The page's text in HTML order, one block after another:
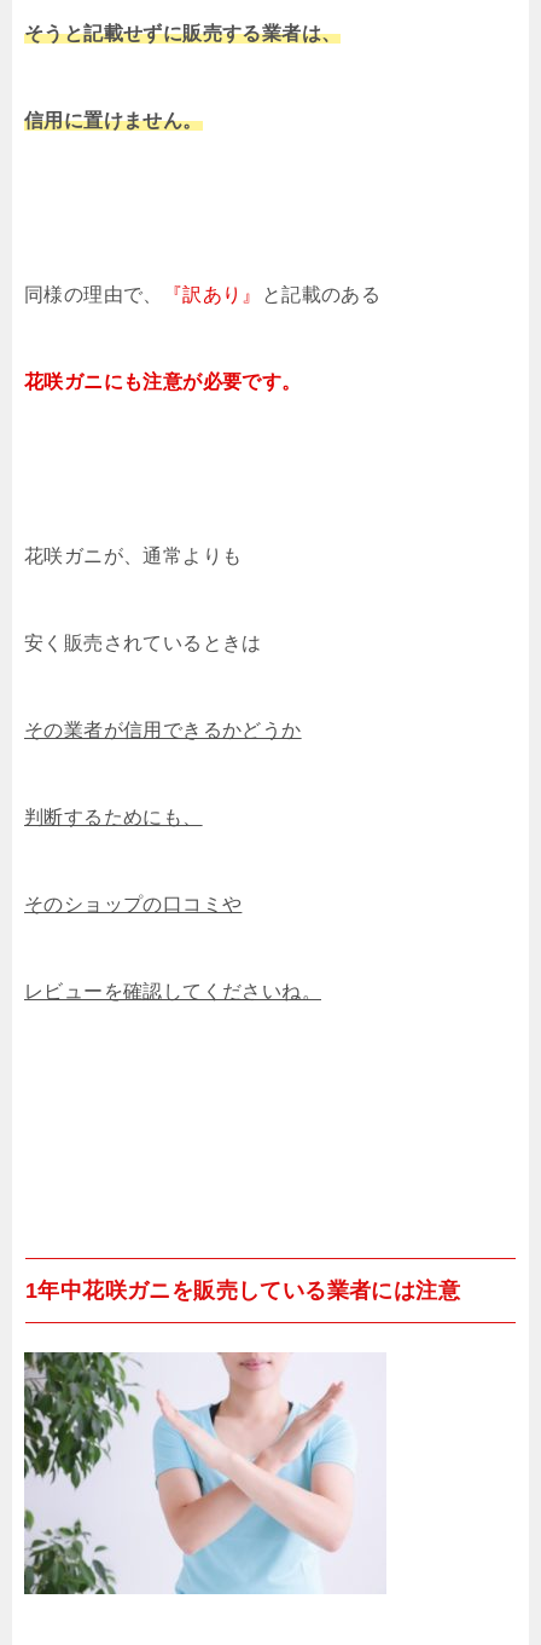
そうと記載せずに販売する業者は、
信用に置けません。
同様の理由で、 『訳あり』 と記載のある
花咲ガニにも注意が必要です。
花咲ガニが、通常よりも
安く販売されているときは
その業者が信用できるかどうか
判断するためにも、
そのショップの口コミや
レビューを確認してくださいね。
1年中花咲ガニを販売している業者には注意